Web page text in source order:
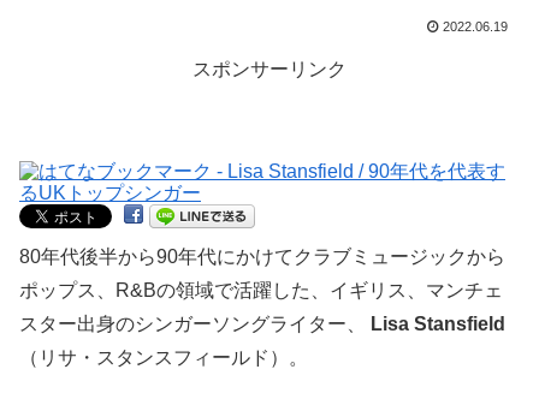
2022.06.19
スポンサーリンク
80年代後半から90年代にかけてクラブミュージックから
ポップス、R&Bの領域で活躍した、イギリス、マンチェ
スター出身のシンガーソングライター、
Lisa Stansfield
（リサ・スタンスフィールド）。